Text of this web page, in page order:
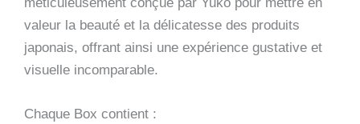
valeur la beauté et la délicatesse des produits
japonais, offrant ainsi une expérience gustative et
visuelle incomparable.
Chaque Box contient :